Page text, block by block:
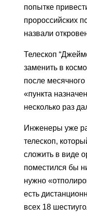
попытке
пророссийских
назвали
Телескоп
заменить в
после
«пункта
несколько раз
Инженеры уже
телескоп,
сложить в виде
поместился бы
нужно
есть
всех 18